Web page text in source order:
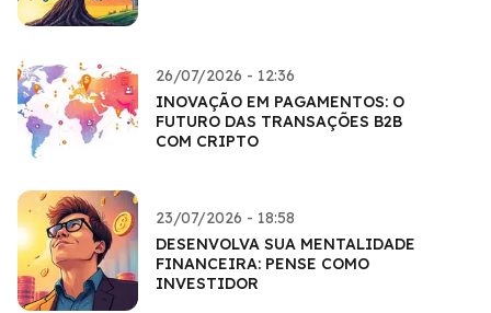
26/07/2026 - 12:36
INOVAÇÃO EM PAGAMENTOS: O
FUTURO DAS TRANSAÇÕES B2B
COM CRIPTO
23/07/2026 - 18:58
DESENVOLVA SUA MENTALIDADE
FINANCEIRA: PENSE COMO
INVESTIDOR